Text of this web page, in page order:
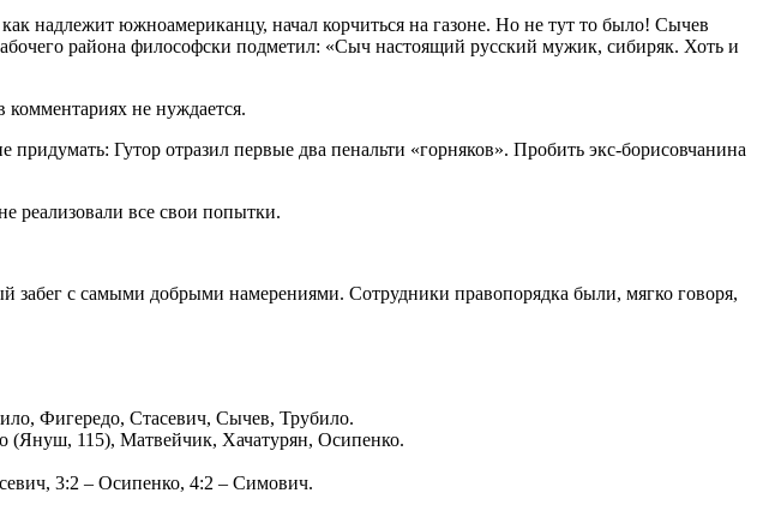
надлежит южноамериканцу, начал корчиться на газоне. Но не тут то было! Сычев
района философски подметил: «Сыч настоящий русский мужик, сибиряк. Хоть и
комментариях не нуждается.
Гутор отразил первые два пенальти «горняков». Пробить экс-борисовчанина
реализовали все свои попытки.
с самыми добрыми намерениями. Сотрудники правопорядка были, мягко говоря,
Фигередо, Стасевич, Сычев, Трубило.
115), Матвейчик, Хачатурян, Осипенко.
3:2 – Осипенко, 4:2 – Симович.